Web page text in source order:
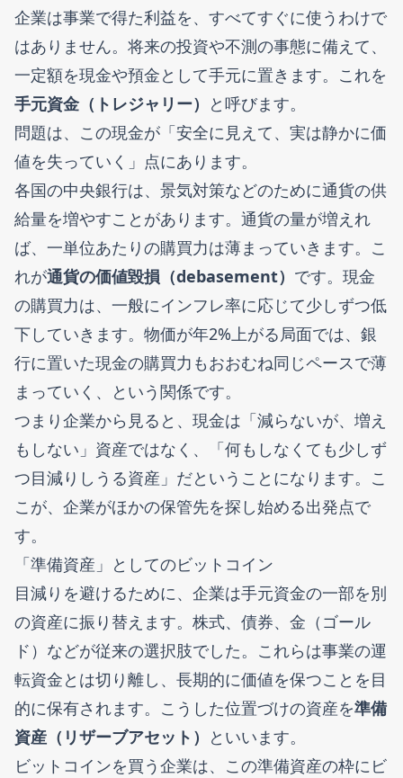
企業は事業で得た利益を、すべてすぐに使うわけで
はありません。将来の投資や不測の事態に備えて、
一定額を現金や預金として手元に置きます。これを
手元資金（トレジャリー） と呼びます。
問題は、この現金が「安全に見えて、実は静かに価
値を失っていく」点にあります。
各国の中央銀行は、景気対策などのために通貨の供
給量を増やすことがあります。通貨の量が増えれ
ば、一単位あたりの購買力は薄まっていきます。こ
れが通貨の価値毀損（debasement） です。現金
の購買力は、一般にインフレ率に応じて少しずつ低
下していきます。物価が年2%上がる局面では、銀
行に置いた現金の購買力もおおむね同じペースで薄
まっていく、という関係です。
つまり企業から見ると、現金は「減らないが、増え
もしない」資産ではなく、「何もしなくても少しず
つ目減りしうる資産」だということになります。こ
こが、企業がほかの保管先を探し始める出発点で
す。
「準備資産」としてのビットコイン
目減りを避けるために、企業は手元資金の一部を別
の資産に振り替えます。株式、債券、金（ゴール
ド）などが従来の選択肢でした。これらは事業の運
転資金とは切り離し、長期的に価値を保つことを目
的に保有されます。こうした位置づけの資産を準備
資産（リザーブアセット） といいます。
ビットコインを買う企業は、この準備資産の枠にビ